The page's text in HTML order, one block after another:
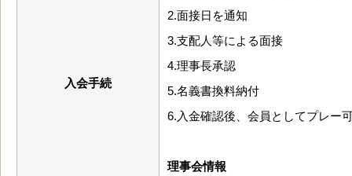
入会手続
2.面接日を通知
3.支配人等による面接
4.理事長承認
5.名義書換料納付
6.入金確認後、会員としてプレー
理事会情報